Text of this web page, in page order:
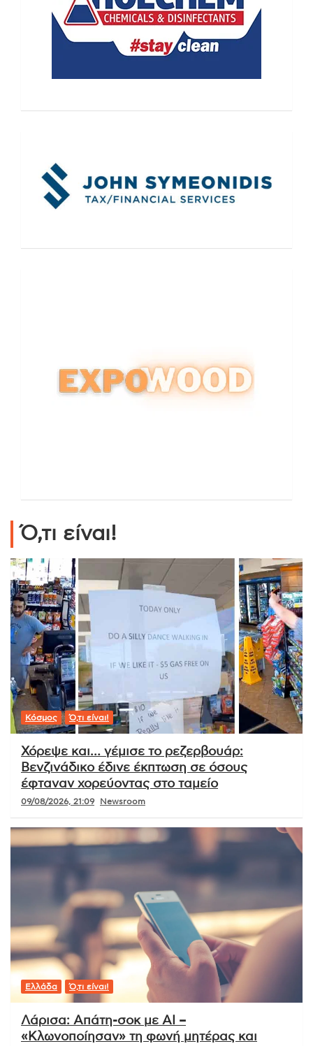
Ό,τι είναι!
Κόσμος Ό,τι είναι!
Χόρεψε και… γέμισε το ρεζερβουάρ:
Βενζινάδικο έδινε έκπτωση σε όσους
έφταναν χορεύοντας στο ταμείο
09/08/2026, 21:09 Newsroom
Ελλάδα Ό,τι είναι!
Λάρισα: Απάτη-σοκ με AI –
«Κλωνοποίησαν» τη φωνή μητέρας και